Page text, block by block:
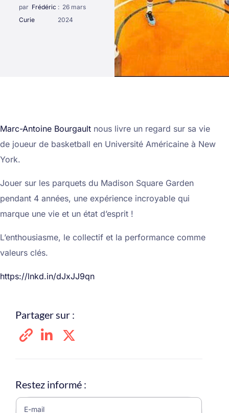
par Frédéric
Curie
: 26 mars
2024
Marc-Antoine Bourgault nous livre un regard sur sa vie
de joueur de basketball en Université Américaine à New
York.
Jouer sur les parquets du Madison Square Garden
pendant 4 années, une expérience incroyable qui
marque une vie et un état d’esprit !
L’enthousiasme, le collectif et la performance comme
valeurs clés.
https://lnkd.in/dJxJJ9qn
Partager sur :
Restez informé :